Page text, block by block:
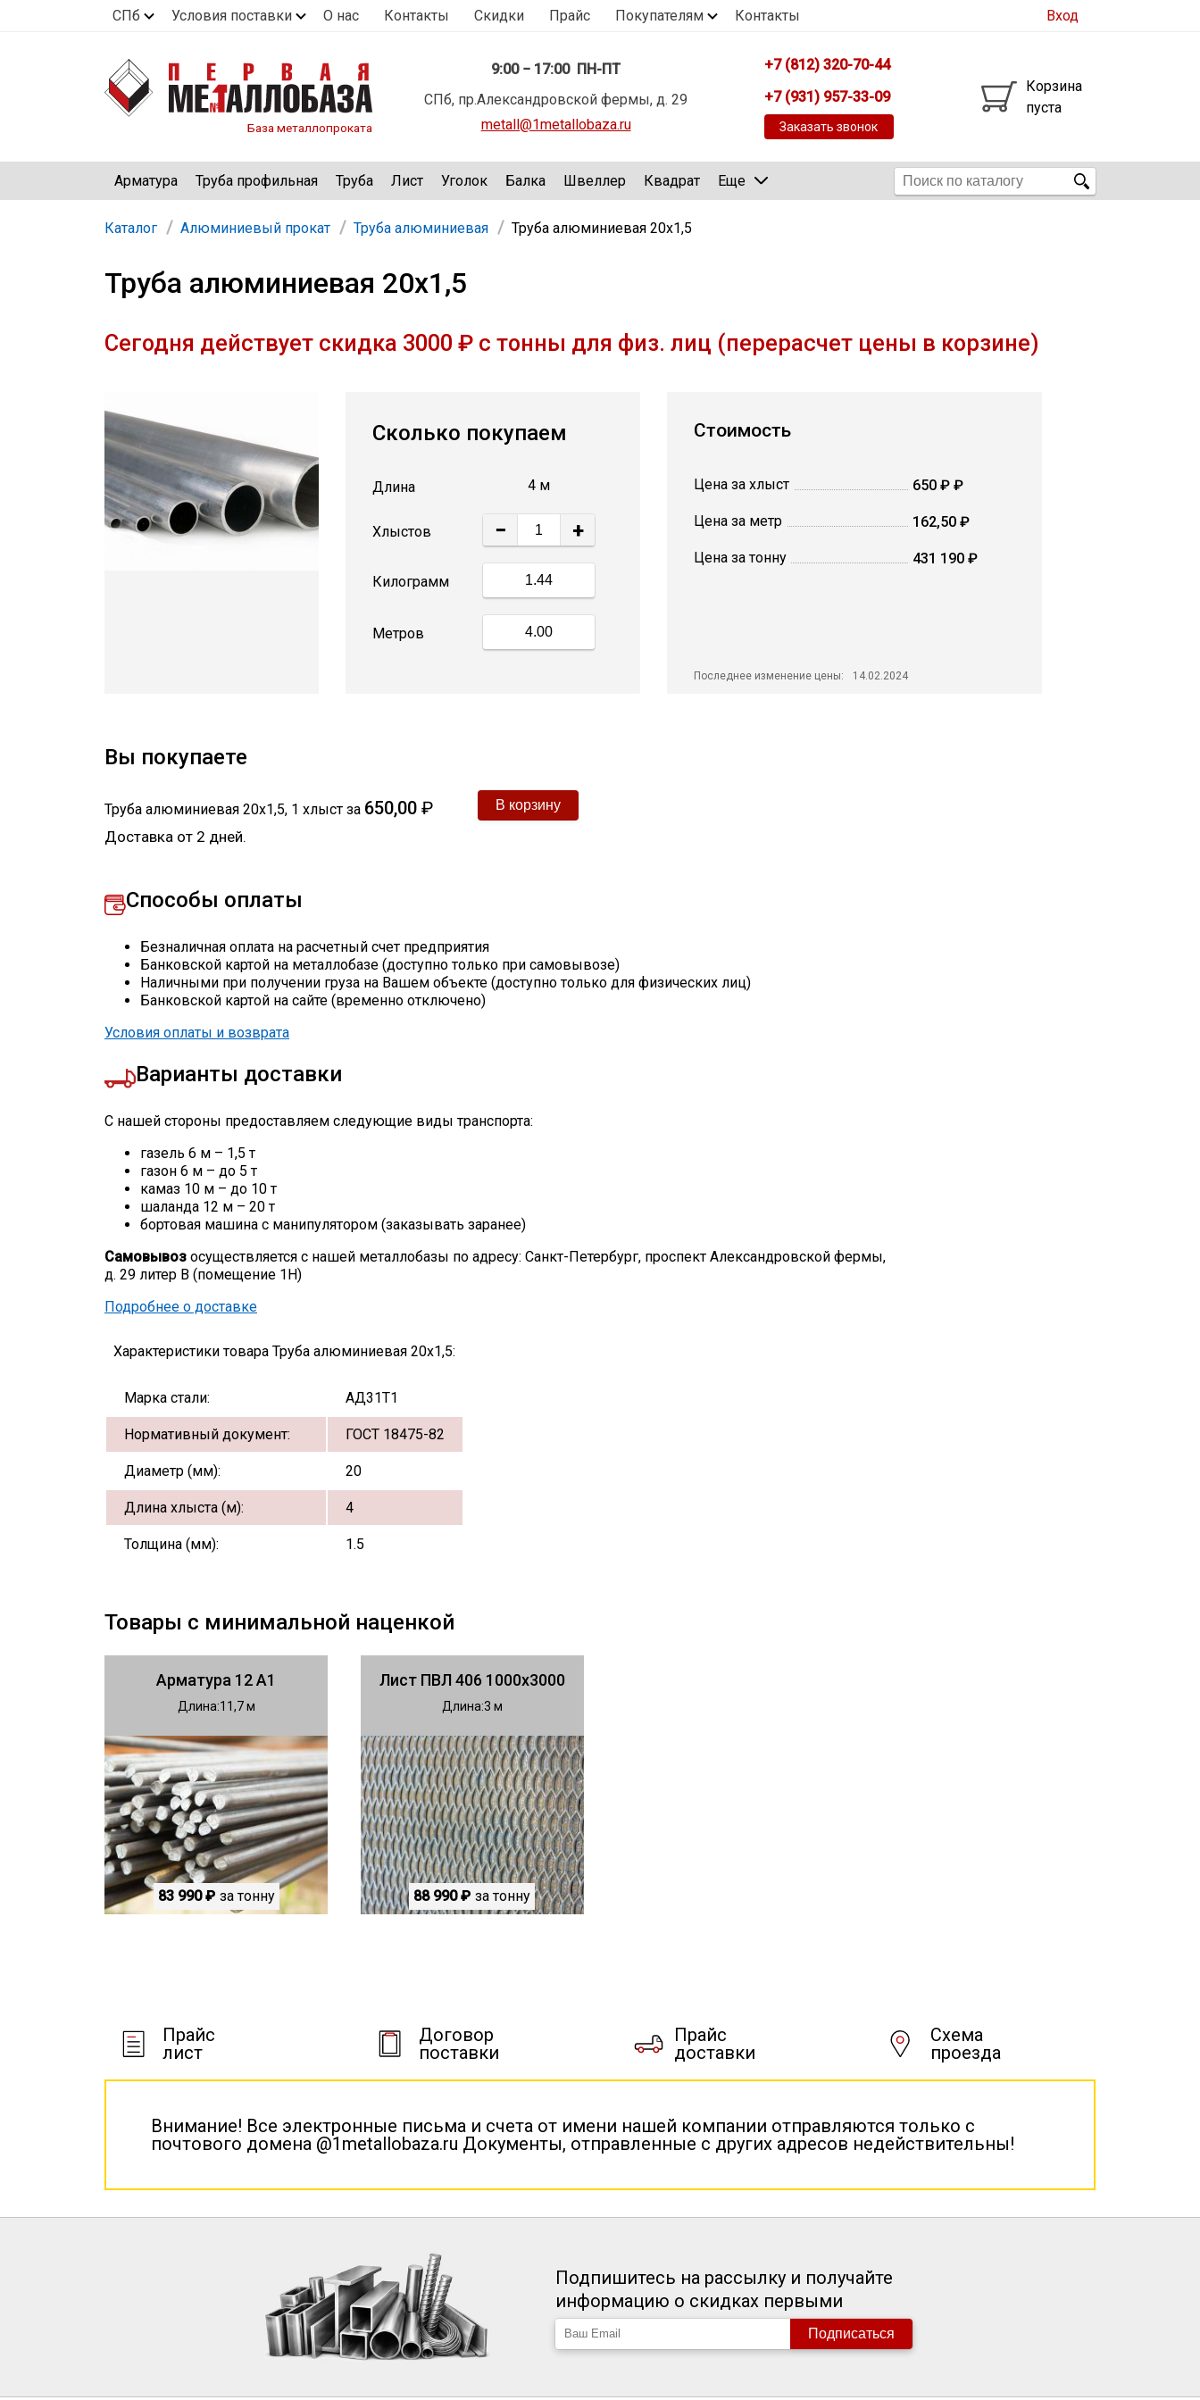
СПб Условия поставки О нас Контакты Скидки Прайс Покупателям Контакты Вход
База металлопроката
9:00 − 17:00 ПН-ПТ
СПб, пр.Александровской фермы, д. 29
metall@1metallobaza.ru
+7 (812) 320-70-44
+7 (931) 957-33-09
Заказать звонок
Корзина
пуста
Арматура Труба профильная Труба Лист Уголок Балка Швеллер Квадрат Еще
Каталог Алюминиевый прокат Труба алюминиевая Труба алюминиевая 20х1,5
Труба алюминиевая 20х1,5
Сегодня действует скидка 3000 ₽ с тонны для физ. лиц (перерасчет цены в корзине)
Сколько покупаем
Длина 4 м
Хлыстов − +
Килограмм
Метров
Стоимость
Цена за хлыст 650 ₽ ₽
Цена за метр 162,50 ₽
Цена за тонну 431 190 ₽
Последнее изменение цены: 14.02.2024
Вы покупаете
Труба алюминиевая 20х1,5, 1 хлыст за 650,00 ₽
Доставка от 2 дней.
Способы оплаты
Безналичная оплата на расчетный счет предприятия
Банковской картой на металлобазе (доступно только при самовывозе)
Наличными при получении груза на Вашем объекте (доступно только для физических лиц)
Банковской картой на сайте (временно отключено)
Условия оплаты и возврата
Варианты доставки
С нашей стороны предоставляем следующие виды транспорта:
газель 6 м – 1,5 т
газон 6 м – до 5 т
камаз 10 м – до 10 т
шаланда 12 м – 20 т
бортовая машина с манипулятором (заказывать заранее)
Самовывоз осуществляется с нашей металлобазы по адресу: Санкт-Петербург, проспект Александровской фермы,
д. 29 литер В (помещение 1Н)
Подробнее о доставке
Характеристики товара Труба алюминиевая 20х1,5:
Марка стали: АД31Т1
Нормативный документ: ГОСТ 18475-82
Диаметр (мм): 20
Длина хлыста (м): 4
Толщина (мм): 1.5
Товары с минимальной наценкой
Арматура 12 А1
Длина 11,7
83 990 ₽ за тонну
Лист ПВЛ 406 1000х3000
Длина 3
88 990 ₽ за тонну
Прайс
лист
Договор
поставки
Прайс
доставки
Схема
проезда
Внимание! Все электронные письма и счета от имени нашей компании отправляются только с
почтового домена @1metallobaza.ru Документы, отправленные с других адресов недействительны!
Подпишитесь на рассылку и получайте
информацию о скидках первыми
Подписаться